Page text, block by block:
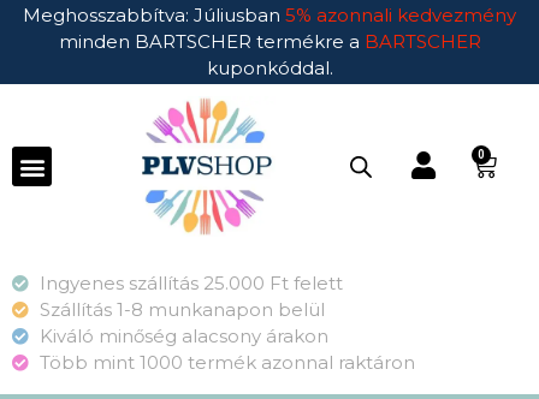
Meghosszabbítva: Júliusban 5% azonnali kedvezmény
minden BARTSCHER termékre a BARTSCHER
kuponkóddal.
0
Ingyenes szállítás 25.000 Ft felett
Szállítás 1-8 munkanapon belül
Kiváló minőség alacsony árakon
Több mint 1000 termék azonnal raktáron